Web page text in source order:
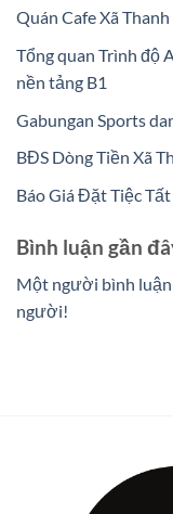
Quán Cafe Xã
Tổng quan Trình độ
nền tảng B1
Gabungan Sports
BĐS Dòng Tiền Xã
Báo Giá Đặt Tiệc
Bình luận gần
Một người bình
người!